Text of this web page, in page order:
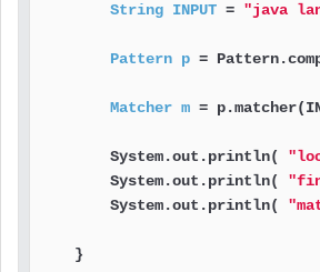
String INPUT = "java
Pattern p =
Matcher m =
        System.out.println(
        System.out.println(
        System.out.println(
    }